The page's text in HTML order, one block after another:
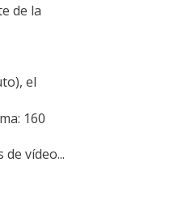
de la
el
160
vídeo...